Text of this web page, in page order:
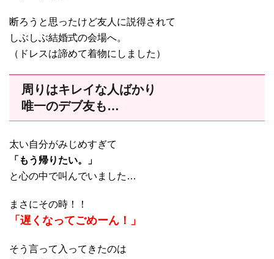
断ろうと思ったけど友人に説得されて
しぶしぶ結婚式の会場へ。
（ドレスは諦めて着物にしました）
周りはキレイな人ばかり
唯一のデブ友も…
太い自分がみじめすぎて
「もう帰りたい。」
と心の中で叫んでいました…
まさにその時！！
「遅くなってごめーん！」
そう言って入ってきたのは